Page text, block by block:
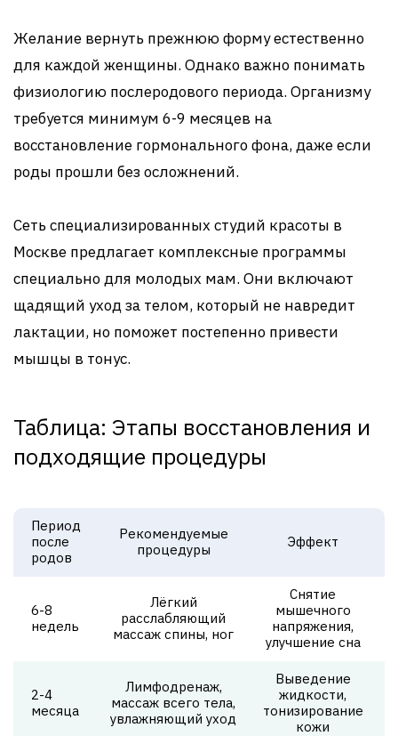
Желание вернуть прежнюю форму естественно
для каждой женщины. Однако важно понимать
физиологию послеродового периода. Организму
требуется минимум 6-9 месяцев на
восстановление гормонального фона, даже если
роды прошли без осложнений.
Сеть специализированных студий красоты в
Москве предлагает комплексные программы
специально для молодых мам. Они включают
щадящий уход за телом, который не навредит
лактации, но поможет постепенно привести
мышцы в тонус.
Таблица: Этапы восстановления и
подходящие процедуры
Период
после
родов
Рекомендуемые
процедуры
Эффект
6-8
недель
Лёгкий
расслабляющий
массаж спины, ног
Снятие
мышечного
напряжения,
улучшение сна
2-4
месяца
Лимфодренаж,
массаж всего тела,
увлажняющий уход
Выведение
жидкости,
тонизирование
кожи